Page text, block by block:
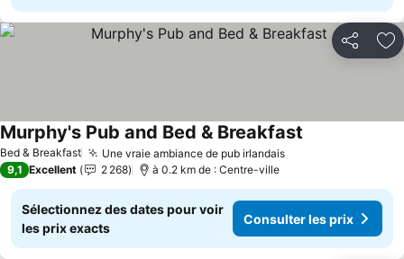
Partager
Bed & Breakfast Une vraie ambiance de pub irlandais
Murphy's Pub and Bed & Breakfast
9,1 Excellent 2 268 à 0.2 km de : Centre-ville
Sélectionnez des dates pour voir
les prix exacts
Consulter les prix